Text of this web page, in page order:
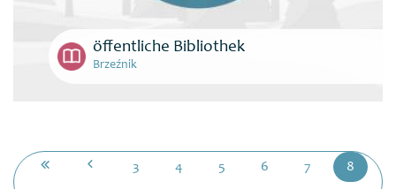
öffentliche Bibliothek
Brzeźnik
3 4 5 6 7 8